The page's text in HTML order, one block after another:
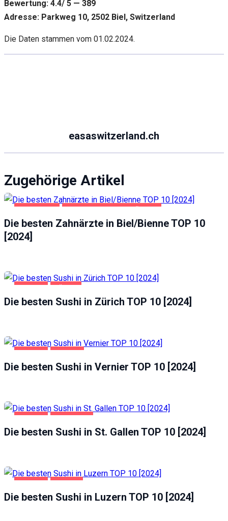
Bewertung: 4.4/ 5 — 389
Adresse: Parkweg 10, 2502 Biel, Switzerland
Die Daten stammen vom 01.02.2024.
easaswitzerland.ch
Zugehörige Artikel
Die besten Zahnärzte in Biel/Bienne TOP 10
[2024]
Die besten Sushi in Zürich TOP 10 [2024]
Die besten Sushi in Vernier TOP 10 [2024]
Die besten Sushi in St. Gallen TOP 10 [2024]
Die besten Sushi in Luzern TOP 10 [2024]